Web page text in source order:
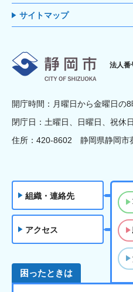
サイトマップ
静岡
法人番
開庁時間：月曜日から金曜日の
閉庁日：土曜日、日曜日、祝休
住所：420-8602 静岡県静岡市
組織・連絡先
アクセス
困ったときは